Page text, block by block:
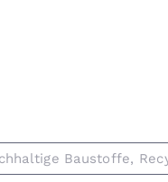
Baustoffe,